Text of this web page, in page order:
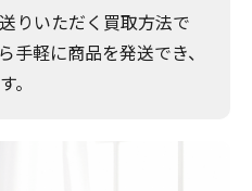
りいただく買取方法で
手軽に商品を発送でき、
。